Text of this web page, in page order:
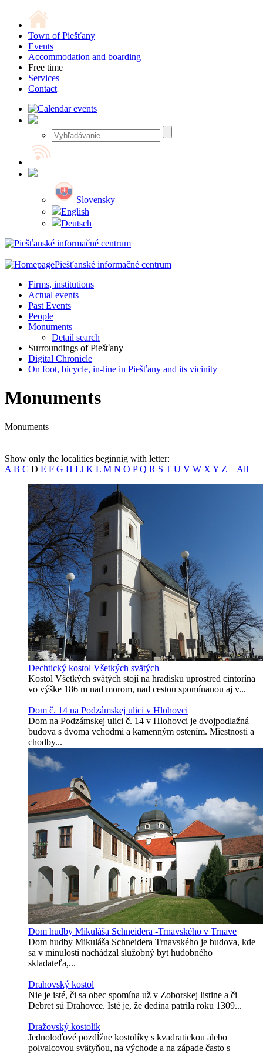
Town of Piešťany
Events
Accommodation and boarding
Free time
Services
Contact
Slovensky
English
Deutsch
Piešťanské informačné centrum
Firms, institutions
Actual events
Past Events
People
Monuments
Detail search
Surroundings of Piešťany
Digital Chronicle
On foot, bicycle, in-line in Piešťany and its vicinity
Monuments
Monuments
Show only the localities beginnig with letter:
A B C D E F G H I J K L M N O P Q R S T U V W X Y Z All
Dechtický kostol Všetkých svätých
Kostol Všetkých svätých stojí na hradisku uprostred cintorína
vo výške 186 m nad morom, nad cestou spomínanou aj v...
Dom č. 14 na Podzámskej ulici v Hlohovci
Dom na Podzámskej ulici č. 14 v Hlohovci je dvojpodlažná
budova s dvoma vchodmi a kamenným ostením. Miestnosti a
chodby...
Dom hudby Mikuláša Schneidera -Trnavského v Trnave
Dom hudby Mikuláša Schneidera Trnavského je budova, kde
sa v minulosti nachádzal služobný byt hudobného
skladateľa,...
Drahovský kostol
Nie je isté, či sa obec spomína už v Zoborskej listine a či
Debret sú Drahovce. Isté je, že dedina patrila roku 1309...
Dražovský kostolík
Jednoloďové pozdĺžne kostolíky s kvadratickou alebo
polvalcovou svätyňou, na východe a na západe často s